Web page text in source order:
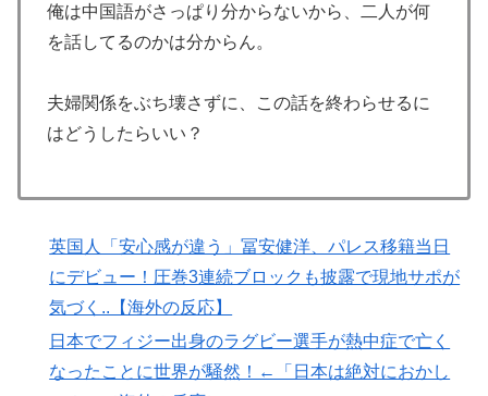
▶ 韓国人「我が国がクウェート戦で行った審判買収が本当
に深刻である理由がこちら…」→「これはダメなやつ…
▶ 【海外の反応】“新タナスコ”のディアスが地雷すぎる件
「大谷と山本だけしかまともな契約がない…」
ｗｗｗ」
▶
「オーデコロンの定期注文が月50本、1808年の請求書
には72本」ナポレオンは1日2本を何に使っていたの
か…
国www」
【海外の反応】アルゼンチン協会、FIFA会長に確固たる
俺は中国語がさっぱり分からないから、二人が何
を話してるのかは分からん。
夫婦関係をぶち壊さずに、この話を終わらせるに
はどうしたらいい？
英国人「安心感が違う」冨安健洋、パレス移籍当日
にデビュー！圧巻3連続ブロックも披露で現地サポが
気づく..【海外の反応】
日本でフィジー出身のラグビー選手が熱中症で亡く
なったことに世界が騒然！←「日本は絶対におかし